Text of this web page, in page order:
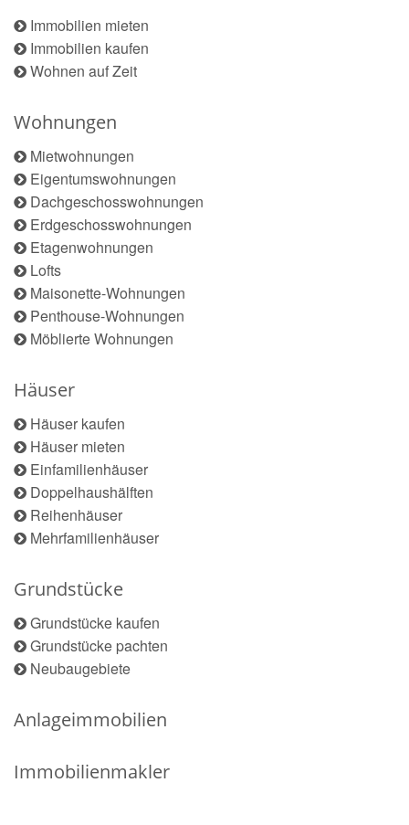
Immobilien mieten
Immobilien kaufen
Wohnen auf Zeit
Wohnungen
Mietwohnungen
Eigentumswohnungen
Dachgeschosswohnungen
Erdgeschosswohnungen
Etagenwohnungen
Lofts
Maisonette-Wohnungen
Penthouse-Wohnungen
Möblierte Wohnungen
Häuser
Häuser kaufen
Häuser mieten
Einfamilienhäuser
Doppelhaushälften
Reihenhäuser
Mehrfamilienhäuser
Grundstücke
Grundstücke kaufen
Grundstücke pachten
Neubaugebiete
Anlageimmobilien
Immobilienmakler